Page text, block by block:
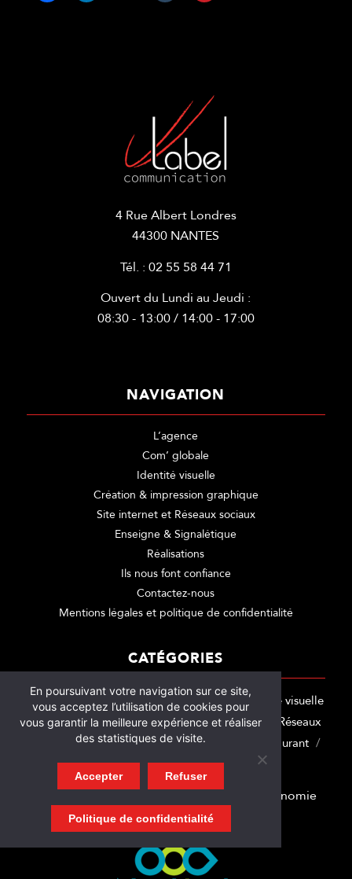
4 Rue Albert Londres
44300 NANTES
Tél. : 02 55 58 44 71
Ouvert du Lundi au Jeudi :
08:30 - 13:00 / 14:00 - 17:00
NAVIGATION
L’agence
Com’ globale
Identité visuelle
Création & impression graphique
Site internet et Réseaux sociaux
Enseigne & Signalétique
Réalisations
Ils nous font confiance
Contactez-nous
Mentions légales et politique de confidentialité
CATÉGORIES
Les Actus Communication globale
Identité visuelle
Enseigne
Signalétique Site internet
Réseaux
Marquage adhésif
Spécialité Restaurant
Spécialité Artisan
Motion Design
Membre Nant’est entreprise, pour une économie
locale et éco responsable
En poursuivant votre navigation sur ce site,
vous acceptez l’utilisation de cookies pour
vous garantir la meilleure expérience et réaliser
des statistiques de visite.
Accepter Refuser
Politique de confidentialité